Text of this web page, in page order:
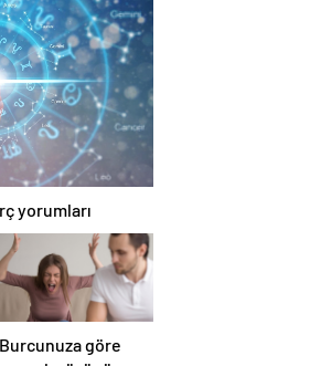
yorumları
Burcunuza göre